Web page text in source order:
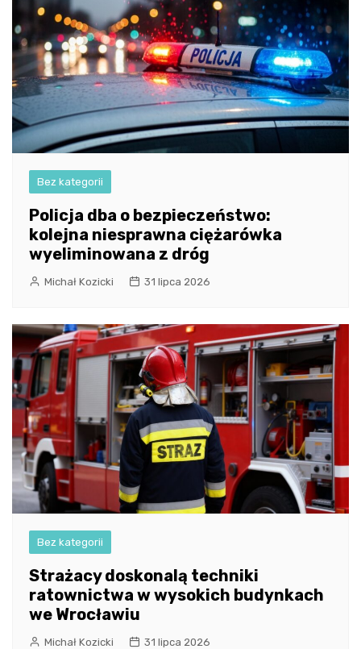
Bez kategorii
Policja dba o bezpieczeństwo:
kolejna niesprawna ciężarówka
wyeliminowana z dróg
Michał Kozicki 31 lipca 2026
Bez kategorii
Strażacy doskonalą techniki
ratownictwa w wysokich budynkach
we Wrocławiu
Michał Kozicki 31 lipca 2026